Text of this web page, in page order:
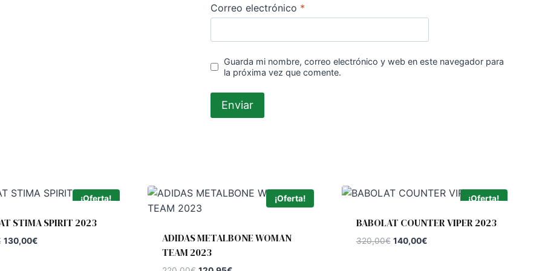
Correo electrónico *
Guarda mi nombre, correo electrónico y web en este navegador para
la próxima vez que comente.
¡Oferta!
STIMA SPIRIT 2023
El
130,00€El
¡Oferta!
ADIDAS METALBONE WOMAN
TEAM 2023
¡Oferta!
BABOLAT COUNTER VIPER 2023
320,00€ El
140,00€El